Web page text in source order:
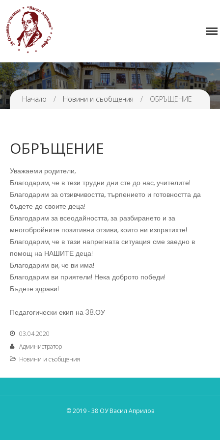
Нормативна уредба
Прием
Проекти и дейности
Начало / Новини и съобщения / ОБРЪЩЕНИЕ
ОБРЪЩЕНИЕ
Уважаеми родители,
Благодарим, че в тези трудни дни сте до нас, учителите!
Благодарим за отзивчивостта, търпението и готовността да
бъдете до своите деца!
Благодарим за всеодайността, за разбирането и за
многобройните позитивни отзиви, които ни изпратихте!
Благодарим, че в тази напрегната ситуация сме заедно в
помощ на НАШИТЕ деца!
Благодарим ви, че ви има!
Благодарим ви приятели! Нека доброто победи!
Бъдете здрави!
Педагогически екип на 38.ОУ
03.04.2020
Администратор
Новини и съобщения
© 2019 - 38 ОУ Васил Априлов